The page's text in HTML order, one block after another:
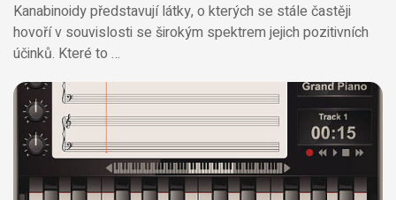
Kanabinoidy představují látky, o kterých se stále častěji
hovoří v souvislosti se širokým spektrem jejich pozitivních
účinků. Které to …